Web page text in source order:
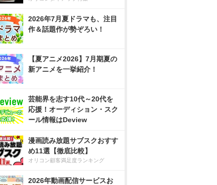
2026年7月夏ドラマも、注目
作＆話題作が勢ぞろい！
【夏アニメ2026】7月期夏の
新アニメを一挙紹介！
芸能界を志す10代～20代を
応援！オーディション・スク
ール情報はDeview
漫画読み放題サブスクおすす
め11選【徹底比較】
オリコン顧客満足度ランキング
2026年動画配信サービスお